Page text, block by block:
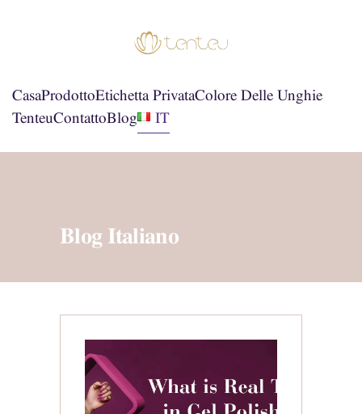
CasaProdottoEtichetta PrivataColore Delle Unghie
TenteuContattoBlog IT
Blog Italiano